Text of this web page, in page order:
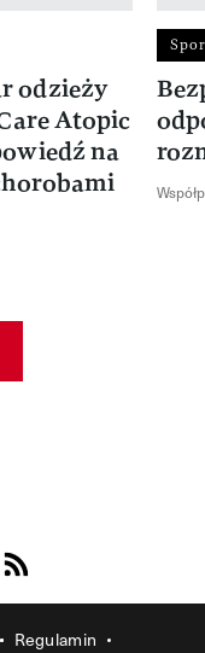
odzieży
Atopic
na
Youtube
Visit us on Rss
Regulamin